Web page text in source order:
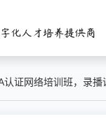
认证网络培训班，录播